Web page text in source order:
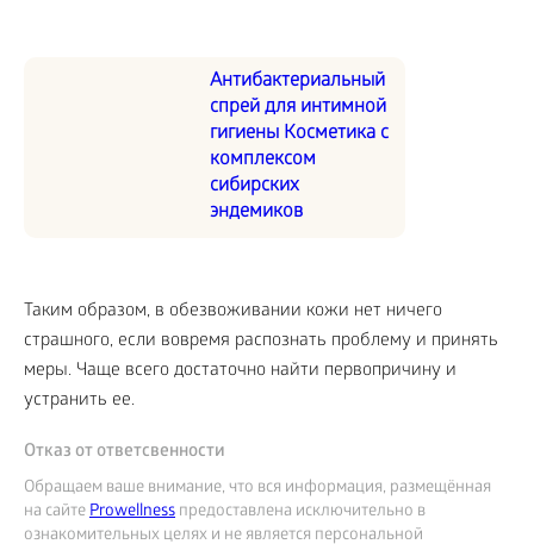
Антибактериальный
спрей для интимной
гигиены Косметика с
комплексом
сибирских
эндемиков
Таким образом, в обезвоживании кожи нет ничего
страшного, если вовремя распознать проблему и принять
меры. Чаще всего достаточно найти первопричину и
устранить ее.
Отказ от ответсвенности
Обращаем ваше внимание, что вся информация, размещённая
на сайтеProwellness предоставлена исключительно в
ознакомительных целях и не является персональной